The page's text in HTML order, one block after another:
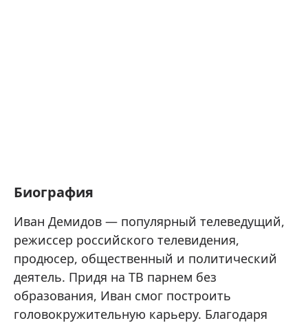
Биография
Иван Демидов — популярный телеведущий,
режиссер российского телевидения,
продюсер, общественный и политический
деятель. Придя на ТВ парнем без
образования, Иван смог построить
головокружительную карьеру. Благодаря